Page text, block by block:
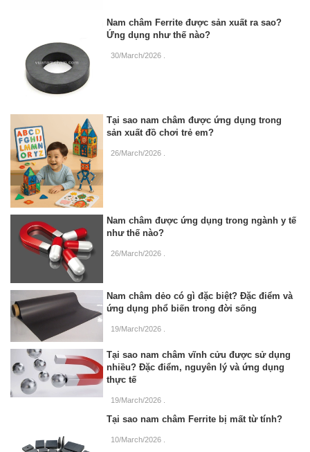
Nam châm Ferrite được sản xuất ra sao?
Ứng dụng như thế nào?
30/March/2026
Tại sao nam châm được ứng dụng trong
sản xuất đồ chơi trẻ em?
26/March/2026 .
Nam châm được ứng dụng trong ngành y tế
như thế nào?
26/March/2026
Nam châm dẻo có gì đặc biệt? Đặc điểm và
ứng dụng phổ biến trong đời sống
19/March/2026
Tại sao nam châm vĩnh cửu được sử dụng
nhiều? Đặc điểm, nguyên lý và ứng dụng
thực tế
19/March/2026
Tại sao nam châm Ferrite bị mất từ tính?
10/March/2026